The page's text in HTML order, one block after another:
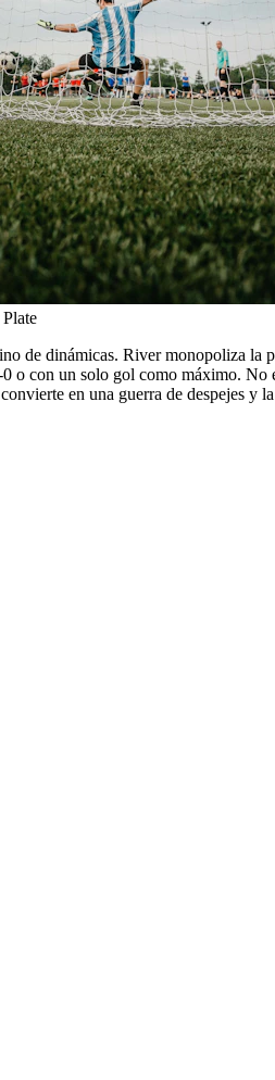
de dinámicas. River monopoliza
o con un solo gol como máximo.
en una guerra de despejes y